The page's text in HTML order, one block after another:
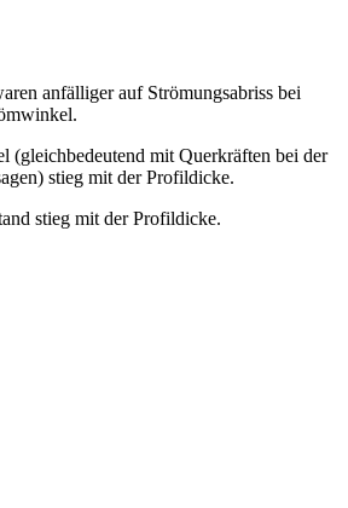
anfälliger auf Strömungsabriss bei
(gleichbedeutend mit Querkräften bei der
stieg mit der Profildicke.
stieg mit der Profildicke.